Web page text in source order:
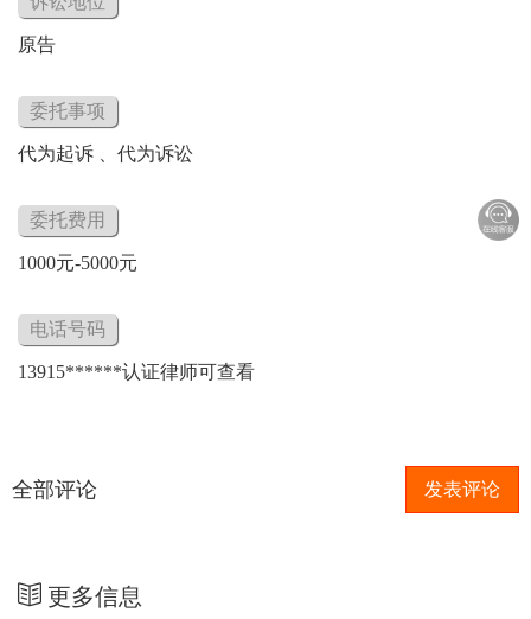
原告
委托事项
代为起诉 代为诉讼
委托费用
1000元-5000元
电话号码
13915******认证律师可查看
全部评论 发表评论
更多信息